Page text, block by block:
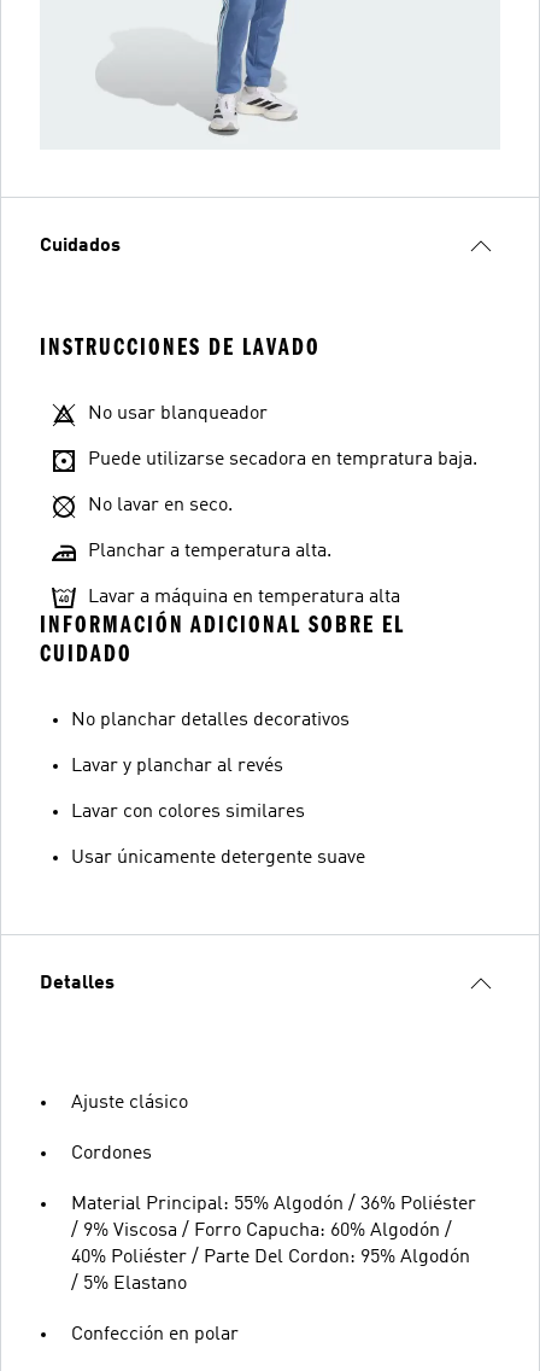
Cuidados
INSTRUCCIONES DE LAVADO
No usar blanqueador
Puede utilizarse secadora en tempratura baja.
No lavar en seco.
Planchar a temperatura alta.
Lavar a máquina en temperatura alta
INFORMACIÓN ADICIONAL SOBRE EL
CUIDADO
No planchar detalles decorativos
Lavar y planchar al revés
Lavar con colores similares
Usar únicamente detergente suave
Detalles
Ajuste clásico
Cordones
Material Principal: 55% Algodón / 36% Poliéster
/ 9% Viscosa / Forro Capucha: 60% Algodón /
40% Poliéster / Parte Del Cordon: 95% Algodón
/ 5% Elastano
Confección en polar